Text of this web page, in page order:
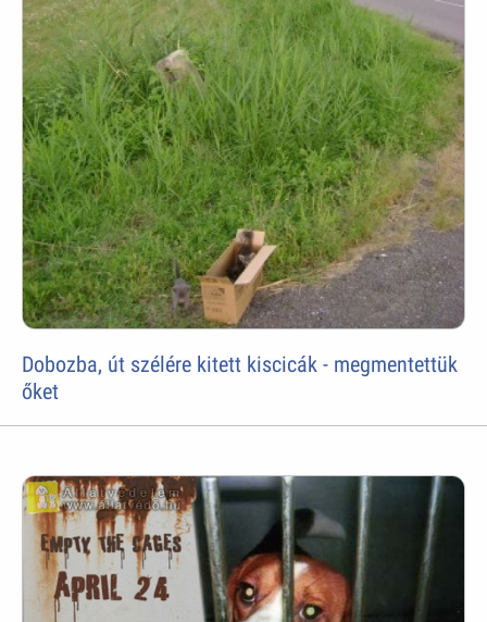
Dobozba, út szélére kitett kiscicák - megmentettük
őket